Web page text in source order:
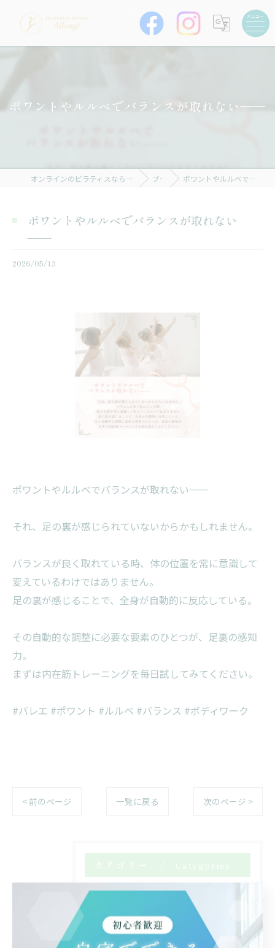
ポワントやルルベでバランスが取れない——
オンラインのピラティスならAWARENESS STUDIO Allongé ブログ ポワントやルルベでバランスが取れない——
ポワントやルルベでバランスが取れない
——
2026/05/13
ポワントやルルベでバランスが取れない——
それ、足の裏が感じられていないからかもしれません。
バランスが良く取れている時、体の位置を常に意識して
変えているわけではありません。
足の裏が感じることで、全身が自動的に反応している。
その自動的な調整に必要な要素のひとつが、足裏の感知
力。
まずは内在筋トレーニングを毎日試してみてください。
#バレエ #ポワント #ルルベ #バランス #ボディワーク
< 前のページ 一覧に戻る 次のページ >
カテゴリー Categories
自宅
体験